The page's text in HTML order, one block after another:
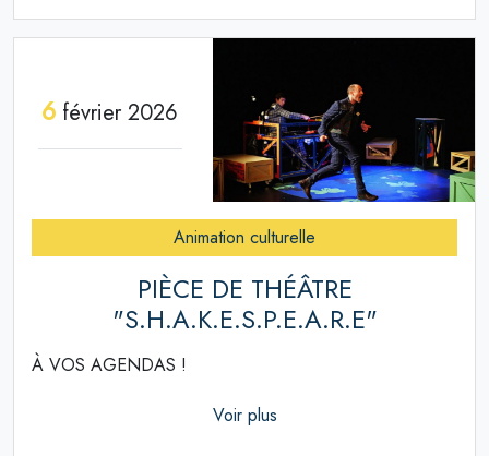
6 février 2026
Animation culturelle
PIÈCE DE THÉÂTRE
"S.H.A.K.E.S.P.E.A.R.E"
À VOS AGENDAS !
Voir plus